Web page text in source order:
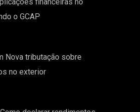
o GCAP
Nova tributação sobre
no exterior